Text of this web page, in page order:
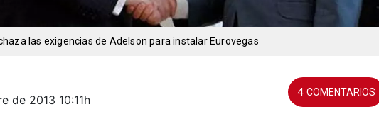
las exigencias de Adelson para instalar Eurovegas
de 2013 10:11h
4